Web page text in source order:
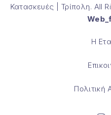
Κατασκευές | Τρίπολη. All
Η
Πολιτική